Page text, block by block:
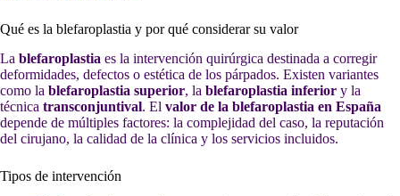
Qué es la blefaroplastia y por qué considerar su valor
La blefaroplastia es la intervención quirúrgica destinada a corregir
deformidades, defectos o estética de los párpados. Existen variantes
como la blefaroplastia superior, la blefaroplastia inferior y la
técnica transconjuntival. El valor de la blefaroplastia en España
depende de múltiples factores: la complejidad del caso, la reputación
del cirujano, la calidad de la clínica y los servicios incluidos.
Tipos de intervención